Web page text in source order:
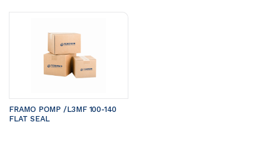
FRAMO POMP /L3MF 100-140
FLAT SEAL